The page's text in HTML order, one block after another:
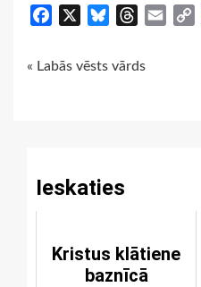
Facebook BlueskyThreads
Email
Continue
« Labās vēsts vārds
Ieskaties
Kristus klātiene
baznīcā